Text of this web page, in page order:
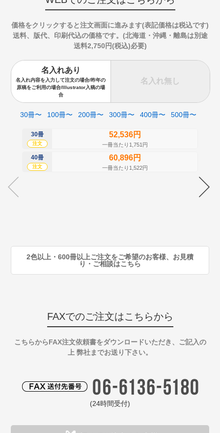
価格をクリックすると注文画面に進みます(表記価格は税込です)
送料、版代、印刷代込の価格です。(北海道・沖縄・離島は別途
送料2,750円(税込)必要)
名入れあり
名入れ内容を入力して注文の場合/昨年の
原稿をご利用の場合/Illustrator入稿の場
合
名入れ無し
30冊〜 100冊〜 200冊〜 300冊〜 400冊〜 500冊〜
30冊
注文
52,536円
一冊当たり1,751円
40冊
注文
60,896円
一冊当たり1,522円
2色以上・600冊以上ご注文をご希望のお客様、お見積
り・ご相談はこちら
FAXでのご注文はこちらから
こちらからFAX注文依頼書をダウンロードいただき、ご記入の
上 弊社までお送り下さい。
(24時間受付)